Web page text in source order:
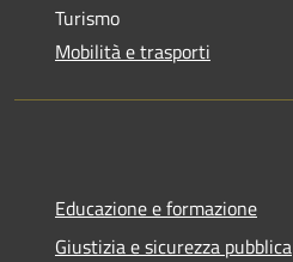
Turismo
Mobilità e trasporti
Educazione e formazione
Giustizia e sicurezza pubblica